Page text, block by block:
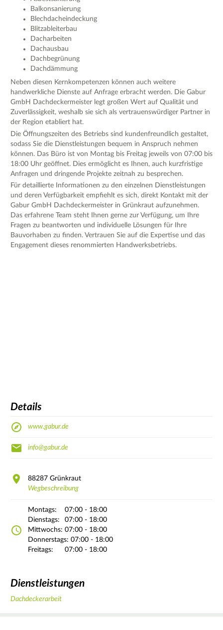
Balkonsanierung
Blechdacheindeckung
Blitzableiterbau
Dacharbeiten
Dachausbau
Dachbegrünung
Dachdämmung
Neben diesen Kernkompetenzen können auch weitere
handwerkliche Dienste auf Anfrage erbracht werden. Die Gabur
GmbH Dachdeckermeister legt großen Wert auf Qualität und
Zuverlässigkeit, weshalb sie sich als vertrauenswürdiger Partner in
der Region etabliert hat.
Die Öffnungszeiten des Betriebs sind kundenfreundlich gestaltet,
sodass Sie die Dienstleistungen bequem in Anspruch nehmen
können. Das Büro ist von Montag bis Freitag jeweils von 07:00 bis
18:00 Uhr geöffnet. Dies ermöglicht es Ihnen, auch kurzfristige
Anfragen und dringende Projekte zeitnah zu besprechen.
Für detaillierte Informationen zu den einzelnen Dienstleistungen
und deren Verfügbarkeit empfiehlt es sich, direkt Kontakt mit der
Gabur GmbH Dachdeckermeister in Grünkraut aufzunehmen.
Das erfahrene Team steht Ihnen gerne zur Verfügung, um Ihre
Fragen zu beantworten und individuelle Lösungen für Ihre
Bauvorhaben zu finden. Vertrauen Sie auf die Expertise und das
Engagement dieses renommierten Handwerksbetriebs.
Details
www.gabur.de
info@gabur.de
88287 Grünkraut
Wegbeschreibung
Montags:
07:00 - 18:00
Dienstags:
07:00 - 18:00
Mittwochs: 07:00 - 18:00
Donnerstags: 07:00 - 18:00
Freitags:
07:00 - 18:00
Dienstleistungen
Dachdeckerarbeit